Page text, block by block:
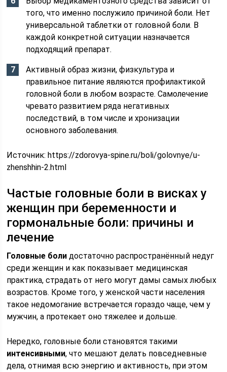
того, что именно послужило причиной боли. Нет
универсальной таблетки от головной боли. В
каждой конкретной ситуации назначается
подходящий препарат.
Активный образ жизни, физкультура и
правильное питание являются профилактикой
головной боли в любом возрасте. Самолечение
чревато развитием ряда негативных
последствий, в том числе и хронизации
основного заболевания.
Источник:https://zdorovya-spine.ru/boli/golovnye/u-
zhenshhin-2.html
Частые головные боли в висках у
женщин при беременности и
гормональные боли: причины и
лечение
Головные боли достаточно распространённый недуг
среди женщин и как показывает медицинская
практика, страдать от него могут дамы самых любых
возрастов. Кроме того, у женской части населения
такое недомогание встречается гораздо чаще, чем у
мужчин, а протекает оно тяжелее и дольше.
Нередко, головные боли становятся такими
интенсивными, что мешают делать повседневные
дела, отнимая всю энергию и активность, при этом